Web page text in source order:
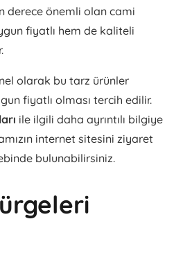
derece önemli olan cami
fiyatlı hem de kaliteli
olarak bu tarz ürünler
fiyatlı olması tercih edilir.
ile ilgili daha ayrıntılı bilgiye
internet sitesini ziyaret
bulunabilirsiniz.